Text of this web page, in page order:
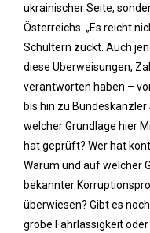
ukrainischer Seite,
Österreichs: „Es reicht
Schultern zuckt. Auch
diese Überweisungen,
verantworten haben –
bis hin zu
welcher Grundlage hier
hat geprüft? Wer hat
Warum und auf welcher
bekannter
überwiesen? Gibt es
grobe Fahrlässigkeit oder